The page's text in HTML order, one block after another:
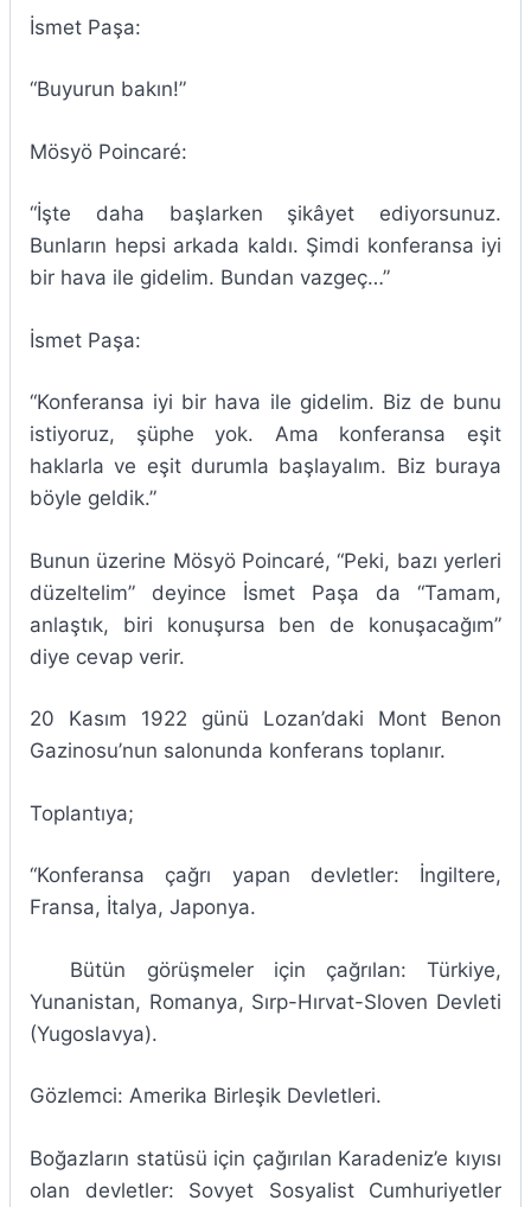
İsmet Paşa:
“Buyurun bakın!”
Mösyö Poincaré:
“İşte daha başlarken şikâyet ediyorsunuz.
Bunların hepsi arkada kaldı. Şimdi konferansa iyi
bir hava ile gidelim. Bundan vazgeç…”
İsmet Paşa:
“Konferansa iyi bir hava ile gidelim. Biz de bunu
istiyoruz, şüphe yok. Ama konferansa eşit
haklarla ve eşit durumla başlayalım. Biz buraya
böyle geldik.”
Bunun üzerine Mösyö Poincaré, “Peki, bazı yerleri
düzeltelim” deyince İsmet Paşa da “Tamam,
anlaştık, biri konuşursa ben de konuşacağım”
diye cevap verir.
20 Kasım 1922 günü Lozan’daki Mont Benon
Gazinosu’nun salonunda konferans toplanır.
Toplantıya;
“Konferansa çağrı yapan devletler: İngiltere,
Fransa, İtalya, Japonya.
Bütün görüşmeler için çağrılan: Türkiye,
Yunanistan, Romanya, Sırp-Hırvat-Sloven Devleti
(Yugoslavya).
Gözlemci: Amerika Birleşik Devletleri.
Boğazların statüsü için çağırılan Karadeniz’e kıyısı
olan devletler: Sovyet Sosyalist Cumhuriyetler